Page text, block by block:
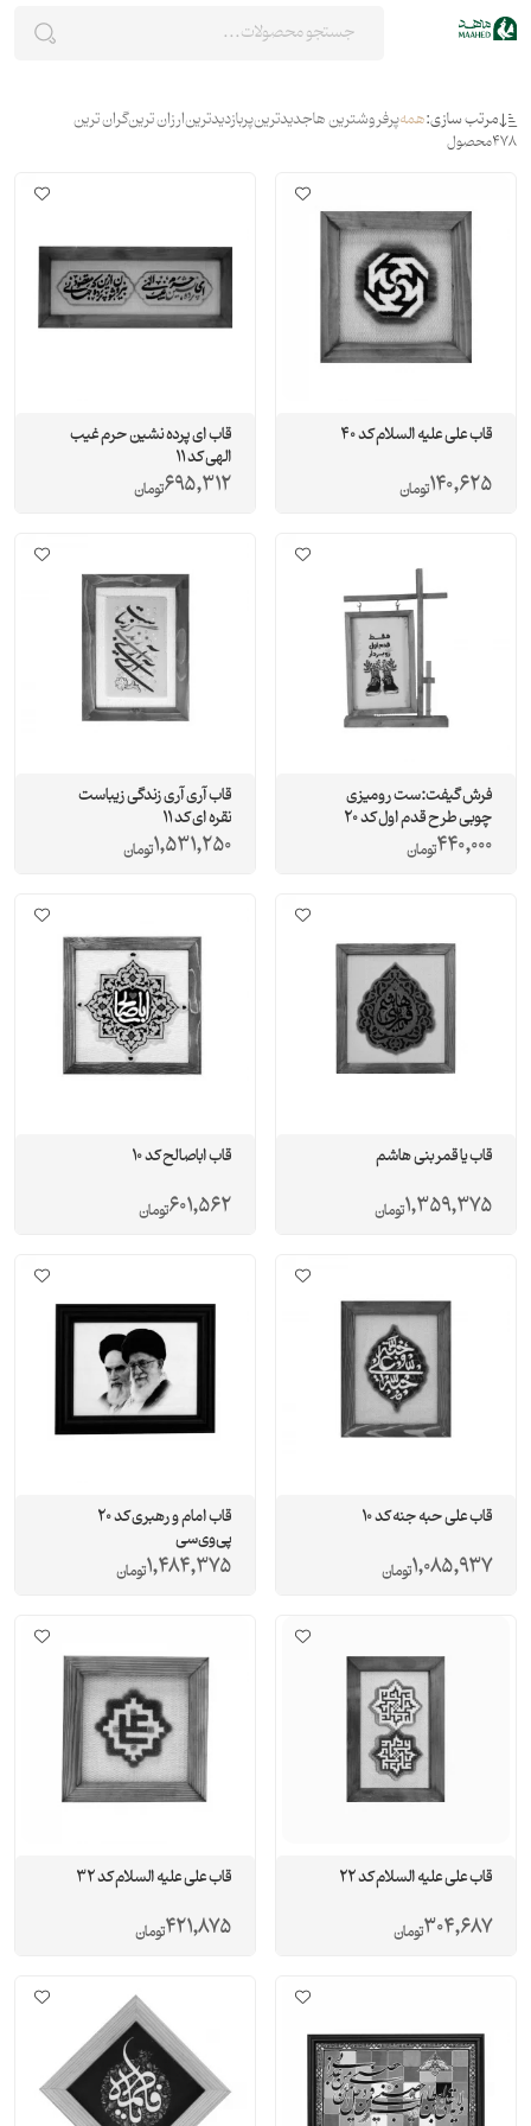
مرتب سازی:همهپرفروشترین هاجدیدترینپربازدیدترینارزان ترینگران ترین
478محصول
قاب علی علیه السلام کد 40
140,625تومان
قاب ای پرده نشین حرم غیب
الهی کد 11
695,312تومان
فرش گیفت:ست رومیزی
چوبی طرح قدم اول کد 20
440,000تومان
قاب آری آری زندگی زیباست
نقره ای کد 11
1,531,250تومان
قاب یا قمر بنی هاشم
1,359,375تومان
قاب اباصالح کد 10
601,562تومان
قاب علی حبه جنه کد 10
1,085,937تومان
قاب امام و رهبری کد 20
پی‌وی‌سی
1,484,375تومان
قاب علی علیه السلام کد 22
304,687تومان
قاب علی علیه السلام کد 32
421,875تومان